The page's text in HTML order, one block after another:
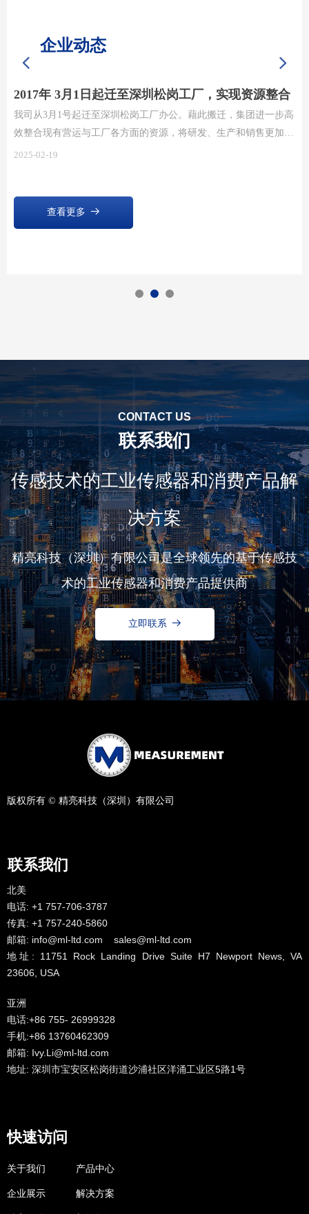
企业动态
2017年10月底相约美国拉斯维加斯AAPEX
2017年10月30日-11月2日，精亮科技与来自五湖四海的国际买家、
经销商、厂家相聚美国拉斯维加斯国际汽车零部件及售后服务展览
会(AAPEX)盛会，分享经验、吸收精华、开拓创新，并取得了实际
2025-02-19
查看更多 뀠
넳 넲
CONTACT US
联系我们
立即联系 뀠
传感技术的工业传感器和消费产品解
决方案
精亮科技（深圳）有限公司是全球领先的基于传感技
术的工业传感器和消费产品提供商
版权所有 © 精亮科技（深圳）有限公司
联系我们
北美
电话: +1 757-706-3787
传真: +1 757-240-5860
邮箱: info@ml-ltd.com sales@ml-ltd.com
地址: 11751 Rock Landing Drive Suite H7 Newport News, VA
23606, USA
亚洲
电话:+86 755- 26999328
手机:+86 13760462309
邮箱: Ivy.Li@ml-ltd.com
地址: 深圳市宝安区松岗街道沙浦社区洋涌工业区5路1号
快速访问
关于我们
企业展示
产品中心
解决方案